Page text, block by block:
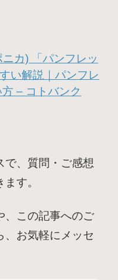
カ) 「パンフレッ
い解説｜パンフレ
– コトバンク
で、質問・ご感想
す。
、この記事へのご
、お気軽にメッセ